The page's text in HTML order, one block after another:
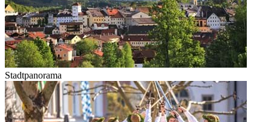
Stadtpanorama